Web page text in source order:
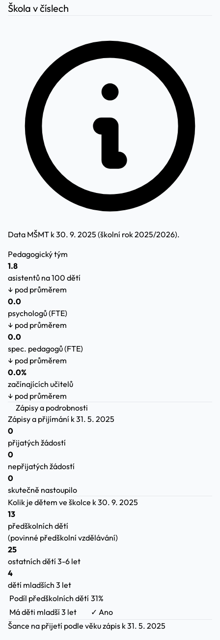
Škola v číslech
Data MŠMT k 30. 9. 2025 (školní rok 2025/2026).
Pedagogický tým
1.8
asistentů na 100 dětí
↓ pod průměrem
0.0
psychologů (FTE)
↓ pod průměrem
0.0
spec. pedagogů (FTE)
↓ pod průměrem
0.0%
začínajících učitelů
↓ pod průměrem
Zápisy a podrobnosti
Zápisy a přijímání k 31. 5. 2025
0
přijatých žádostí
0
nepřijatých žádostí
0
skutečně nastoupilo
Kolik je dětem ve školce k 30. 9. 2025
13
předškolních dětí
(povinné předškolní vzdělávání)
25
ostatních dětí 3-6 let
4
dětí mladších 3 let
Podíl předškolních dětí 31%
Má děti mladší 3 let
✓ Ano
Šance na přijetí podle věkuzápis k 31. 5. 2025